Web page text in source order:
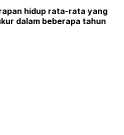
hidup rata-rata yang
dalam beberapa tahun